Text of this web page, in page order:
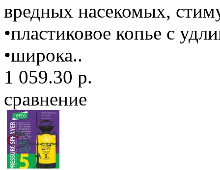
вредных насекомых,
•пластиковое копье с
•широка..
1 059.30 р.
сравнение